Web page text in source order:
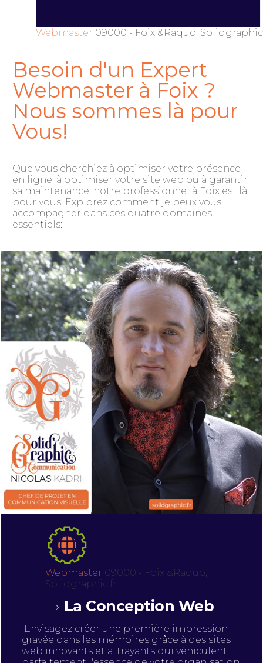
Webmaster 09000 - Foix &Raquo;
Besoin d'un Expert
Webmaster à Foix ?
Nous sommes là pour
Vous!
Que vous cherchiez à optimiser votre présence
en ligne, à optimiser votre site web ou à garantir
sa maintenance, notre professionnel à Foix est là
pour vous. Explorez comment je peux vous
accompagner dans ces quatre domaines
essentiels:
Webmaster 09000 - Foix &Raquo;
Solidgraphic.fr
La Conception Web
Envisagez créer une première impression
gravée dans les mémoires grâce à des sites
web innovants et attrayants qui véhiculent